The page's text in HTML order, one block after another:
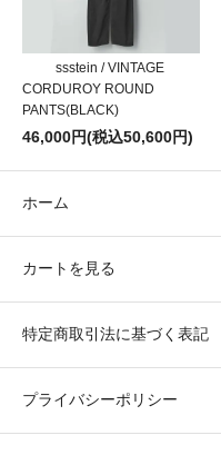
ssstein / VINTAGE
CORDUROY ROUND
PANTS(BLACK)
46,000円(税込50,600円)
ホーム
カートを見る
特定商取引法に基づく表記
プライバシーポリシー